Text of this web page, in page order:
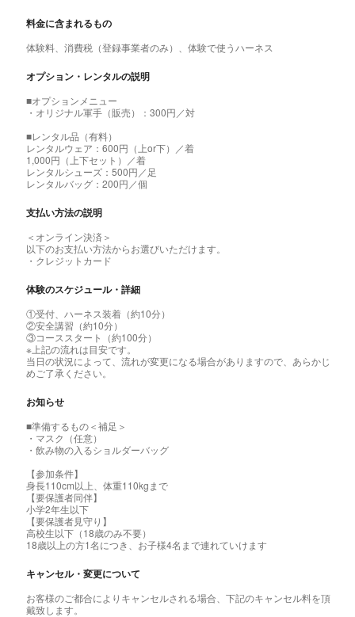
料金に含まれるもの
体験料、消費税（登録事業者のみ）、体験で使うハーネス
オプション・レンタルの説明
■オプションメニュー
・オリジナル軍手（販売）：300円／対
■レンタル品（有料）
レンタルウェア：600円（上or下）／着
1,000円（上下セット）／着
レンタルシューズ：500円／足
レンタルバッグ：200円／個
支払い方法の説明
＜オンライン決済＞
以下のお支払い方法からお選びいただけます。
・クレジットカード
体験のスケジュール・詳細
①受付、ハーネス装着（約10分）
②安全講習（約10分）
③コーススタート（約100分）
※上記の流れは目安です。
当日の状況によって、流れが変更になる場合がありますので、あらかじ
めご了承ください。
お知らせ
■準備するもの＜補足＞
・マスク（任意）
・飲み物の入るショルダーバッグ
【参加条件】
身長110cm以上、体重110kgまで
【要保護者同伴】
小学2年生以下
【要保護者見守り】
高校生以下（18歳のみ不要）
18歳以上の方1名につき、お子様4名まで連れていけます
キャンセル・変更について
お客様のご都合によりキャンセルされる場合、下記のキャンセル料を頂
戴致します。